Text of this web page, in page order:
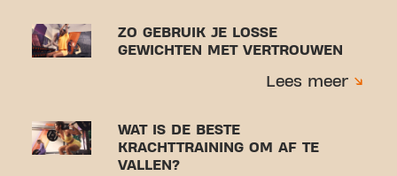
ZO GEBRUIK JE LOSSE
GEWICHTEN MET VERTROUWEN
Lees meer
WAT IS DE BESTE
KRACHTTRAINING OM AF TE
VALLEN?